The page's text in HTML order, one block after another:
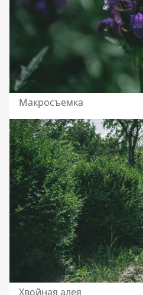
Макросъемка
Хвойная алея